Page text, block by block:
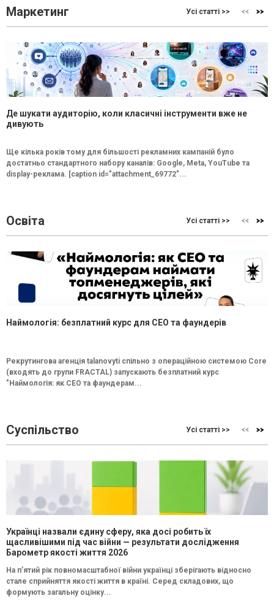
Маркетинг Усі статті >>
Де шукати аудиторію, коли класичні інструменти вже не
дивують
Ще кілька років тому для більшості рекламних кампаній було
достатньо стандартного набору каналів: Google, Meta, YouTube та
display-реклама. [caption id="attachment_69772"...
Освіта Усі статті >>
Наймологія: безплатний курс для CEO та фаундерів
Рекрутингова агенція talanovyti спільно з операційною системою Core
(входять до групи FRACTAL) запускають безплатний курс
"Наймологія: як СEO та фаундерам...
Суспільство Усі статті >>
Українці назвали єдину сферу, яка досі робить їх
щасливішими під час війни — результати дослідження
Барометр якості життя 2026
На п’ятий рік повномасштабної війни українці зберігають відносно
стале сприйняття якості життя в країні. Серед складових, що
формують загальну оцінку...